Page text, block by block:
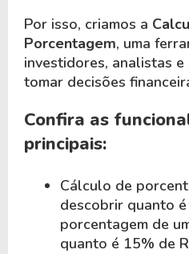
Por isso, criamos a
Porcentagem, uma
investidores, analistas
tomar decisões
Confira as
principais:
Cálculo de
descobrir quanto
porcentagem de
quanto é 15% de